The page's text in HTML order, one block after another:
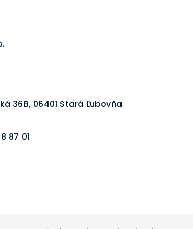
36B, 06401 Stará Ľubovňa
87 01